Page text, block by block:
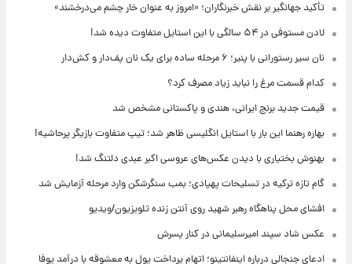
تأکید جهانگیر بر نقش خبرنگاران؛ «امروز به عنوان خار چشم می‌درخشند»
لادن مستوفی در ۵۴ سالگی با این استایل متفاوت دیده شد!
نان سیر رستورانی با پنیر؛ ۶ مرحله ساده برای یک نان پف‌دار و کش‌دار
کدام قسمت مرغ را نباید زیاد مصرف کرد؟
قیمت جدید برنج ایرانی، هندی و پاکستانی مشخص شد
بهاره رهنما این بار با استایل انگلیسی ظاهر شد؛ تیپ متفاوت بازیگر پرحاشیه!
بهنوش بختیاری با دیدن عکس‌های عروسی اکبر عبدی دلتنگ شد!
گام تازه ترکیه در تسلیحات پهپادی؛ بمب سنگرشکن وارد مرحله آزمایش شد
افشای محل پناهگاه‌ رهبر شهید روی آنتن زنده تلویزیون/ویدیو
عکس شاد سپند امیرسلیمانی در کنار پسرش
ادعای جنجالی درباره اینفانتینو؛ اتهام پرداخت پول به معشوقه با درآمد یوفا